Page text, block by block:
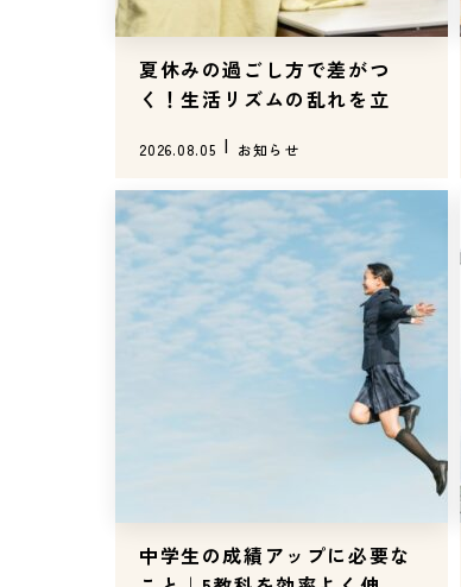
夏休みの過ごし方で差がつ
く！生活リズムの乱れを立
2026.08.05 お知らせ
中学生の成績アップに必要な